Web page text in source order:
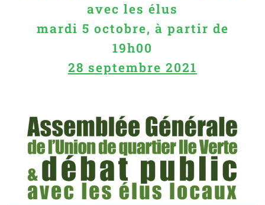
avec les élus
mardi 5 octobre, à partir de
19h00
28 septembre 2021